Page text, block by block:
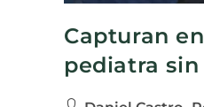
Capturan
pediatra